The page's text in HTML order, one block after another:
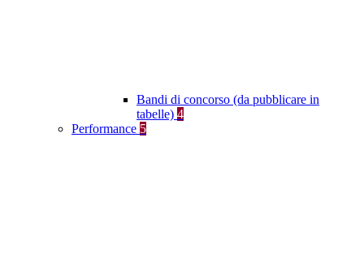
Bandi di concorso (da pubblicare in
tabelle) 4
Performance 5